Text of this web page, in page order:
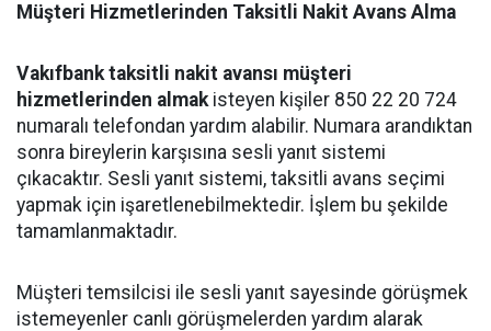
Müşteri Hizmetlerinden Taksitli Nakit Avans Alma
Vakıfbank taksitli nakit avansı müşteri
hizmetlerinden almakisteyen kişiler 850 22 20 724
numaralı telefondan yardım alabilir. Numara arandıktan
sonra bireylerin karşısına sesli yanıt sistemi
çıkacaktır. Sesli yanıt sistemi, taksitli avans seçimi
yapmak için işaretlenebilmektedir. İşlem bu şekilde
tamamlanmaktadır.
Müşteri temsilcisi ile sesli yanıt sayesinde görüşmek
istemeyenler canlı görüşmelerden yardım alarak